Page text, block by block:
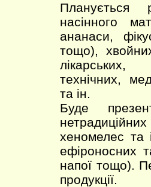
Планується
насінного
ананаси,
тощо),
лікарських,
технічних,
та ін.
Буде
хеномелес та
ефіроносних
напої тощо).
продукції.